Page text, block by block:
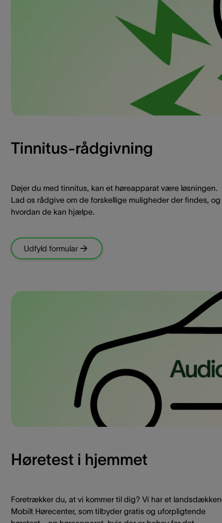
Tinnitus-rådgivning
Døjer du med tinnitus, kan et høreapparat være løsningen.
Lad os rådgive om de forskellige muligheder der findes, og
hvordan de kan hjælpe.
Udfyld formular
Høretest i hjemmet
Foretrækker du, at vi kommer til dig? Vi har et
Mobilt Hørecenter, som tilbyder gratis og uforpligtende